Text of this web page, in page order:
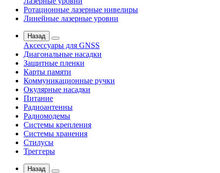
Ротационные лазерные нивелиры
Линейные лазерные уровни
Назад
Аксессуары для GNSS
Диагональные насадки
Защитные пленки
Карты памяти
Коммуникационные ручки
Окулярные насадки
Питание
Радиоантенны
Радиомодемы
Системы крепления
Системы хранения
Стилусы
Треггеры
Назад